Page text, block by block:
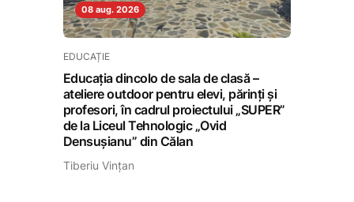
08 aug. 2026
EDUCAȚIE
Educația dincolo de sala de clasă –
ateliere outdoor pentru elevi, părinți și
profesori, în cadrul proiectului „SUPER”
de la Liceul Tehnologic „Ovid
Densușianu” din Călan
Tiberiu Vințan